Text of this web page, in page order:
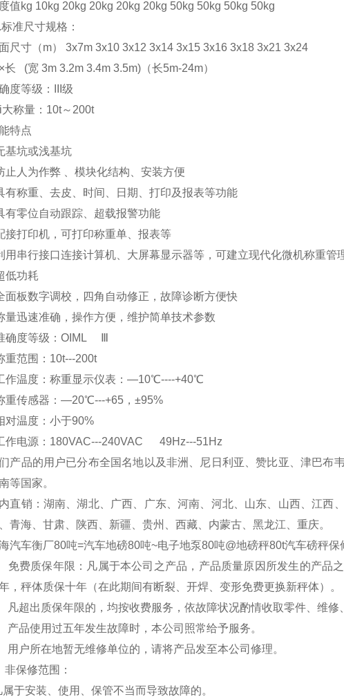
值kg 10kg 20kg 20kg 20kg 20kg 50kg 50kg 50kg 50kg
准尺寸规格：
尺寸（m） 3x7m 3x10 3x12 3x14 3x15 3x16 3x18 3x21 3x24
长 (宽 3m 3.2m 3.4m 3.5m)（长5m-24m）
度等级：III级
大称量：10t～200t
特点
基坑或浅基坑
止人为作弊 、模块化结构、安装方便
有称重、去皮、时间、日期、打印及报表等功能
有零位自动跟踪、超载报警功能
接打印机，可打印称重单、报表等
用串行接口连接计算机、大屏幕显示器等，可建立现代化微机
低功耗
面板数字调校，四角自动修正，故障诊断方便快
量迅速准确，操作方便，维护简单技术参数
确度等级：OIML Ⅲ
重范围：10t---200t
作温度：称重显示仪表：—10℃----+40℃
重传感器：—20℃---+65，±95%
对温度：小于90%
作电源：180VAC---240VAC 49Hz---51Hz
产品的用户已分布全国名地以及非洲、尼日利亚、赞比亚、津巴布
等国家。
直销：湖南、湖北、广西、广东、河南、河北、山东、山西、江西
青海、甘肃、陕西、新疆、贵州、西藏、内蒙古、黑龙江、重庆。
海汽车衡厂80吨=汽车地磅80吨~电子地泵80吨@地磅秤80t汽车磅秤保
、 免费质保年限：凡属于本公司之产品，产品质量原因所发生的产
，秤体质保十年（在此期间有断裂、开焊、变形免费更换新秤体）。
凡超出质保年限的，均按收费服务，依故障状况酌情收取零件、维修
产品使用过五年发生故障时，本公司照常给予服务。
用户所在地暂无维修单位的，请将产品发至本公司修理。
非保修范围：
属于安装、使用、保管不当而导致故障的。